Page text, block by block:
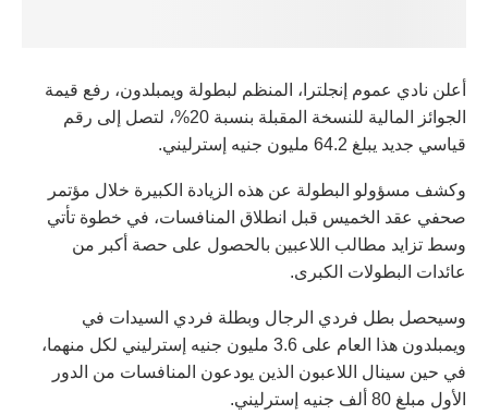
أعلن نادي عموم إنجلترا، المنظم لبطولة ويمبلدون، رفع قيمة
الجوائز المالية للنسخة المقبلة بنسبة 20%، لتصل إلى رقم
قياسي جديد يبلغ 64.2 مليون جنيه إسترليني.
وكشف مسؤولو البطولة عن هذه الزيادة الكبيرة خلال مؤتمر
صحفي عقد الخميس قبل انطلاق المنافسات، في خطوة تأتي
وسط تزايد مطالب اللاعبين بالحصول على حصة أكبر من
عائدات البطولات الكبرى.
وسيحصل بطل فردي الرجال وبطلة فردي السيدات في
ويمبلدون هذا العام على 3.6 مليون جنيه إسترليني لكل منهما،
في حين سينال اللاعبون الذين يودعون المنافسات من الدور
الأول مبلغ 80 ألف جنيه إسترليني.